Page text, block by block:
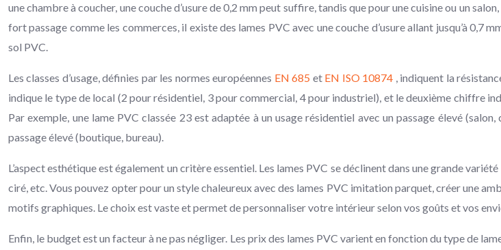
une chambre à coucher, une couche d’usure de 0,2 mm peut suffire, tandis que pour une cuisine ou un
fort passage comme les commerces, il existe des lames PVC avec une couche d’usure allant jusqu’à
sol PVC.
Les classes d’usage, définies par les normes européennes EN 685 et EN ISO 10874 , indiquent la
indique le type de local (2 pour résidentiel, 3 pour commercial, 4 pour industriel), et le deuxième chiffre
Par exemple, une lame PVC classée 23 est adaptée à un usage résidentiel avec un passage élevé
passage élevé (boutique, bureau).
L’aspect esthétique est également un critère essentiel. Les lames PVC se déclinent dans une grande
ciré, etc. Vous pouvez opter pour un style chaleureux avec des lames PVC imitation parquet, créer une
motifs graphiques. Le choix est vaste et permet de personnaliser votre intérieur selon vos goûts et vos
Enfin, le budget est un facteur à ne pas négliger. Les prix des lames PVC varient en fonction du type de